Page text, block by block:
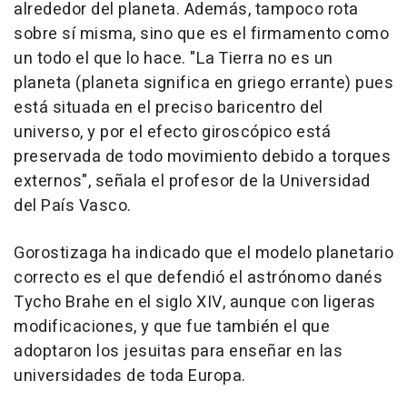
alrededor del planeta. Además, tampoco rota
sobre sí misma, sino que es el firmamento como
un todo el que lo hace. "La Tierra no es un
planeta (planeta significa en griego errante) pues
está situada en el preciso baricentro del
universo, y por el efecto giroscópico está
preservada de todo movimiento debido a torques
externos", señala el profesor de la Universidad
del País Vasco.
Gorostizaga ha indicado que el modelo planetario
correcto es el que defendió el astrónomo danés
Tycho Brahe en el siglo XIV, aunque con ligeras
modificaciones, y que fue también el que
adoptaron los jesuitas para enseñar en las
universidades de toda Europa.